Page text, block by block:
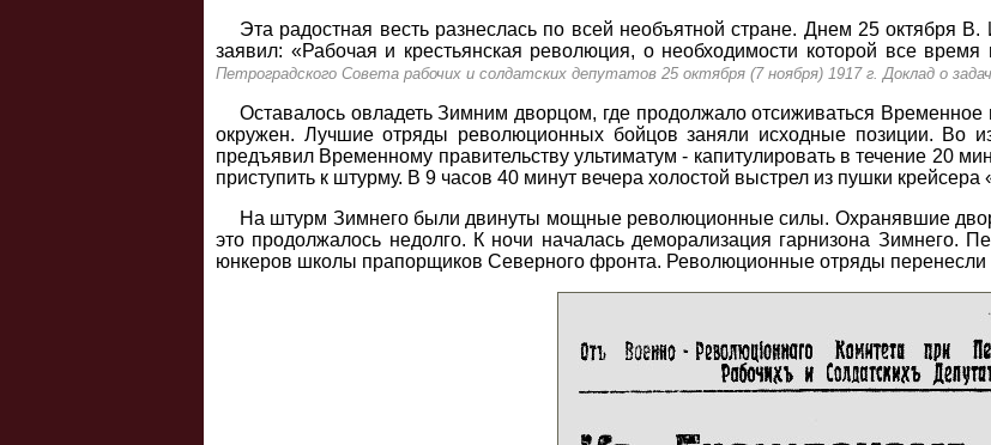
Эта радостная весть разнеслась по всей необъятной стране. Днем 25 октября
заявил: «Рабочая и крестьянская революция, о необходимости которой все
Петроградского Совета рабочих и солдатских депутатов 25 октября (7 ноября) 1917 г. Доклад о
Оставалось овладеть Зимним дворцом, где продолжало отсиживаться
окружен. Лучшие отряды революционных бойцов заняли исходные позиции. Во
предъявил Временному правительству ультиматум - капитулировать в течение 20
приступить к штурму. В 9 часов 40 минут вечера холостой выстрел из пушки
На штурм Зимнего были двинуты мощные революционные силы. Охранявшие
это продолжалось недолго. К ночи началась деморализация гарнизона Зимнего.
юнкеров школы прапорщиков Северного фронта. Революционные отряды перенесли